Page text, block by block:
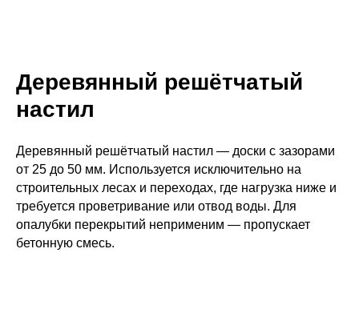
Деревянный решётчатый
настил
Деревянный решётчатый настил — доски с зазорами
от 25 до 50 мм. Используется исключительно на
строительных лесах и переходах, где нагрузка ниже и
требуется проветривание или отвод воды. Для
опалубки перекрытий неприменим — пропускает
бетонную смесь.